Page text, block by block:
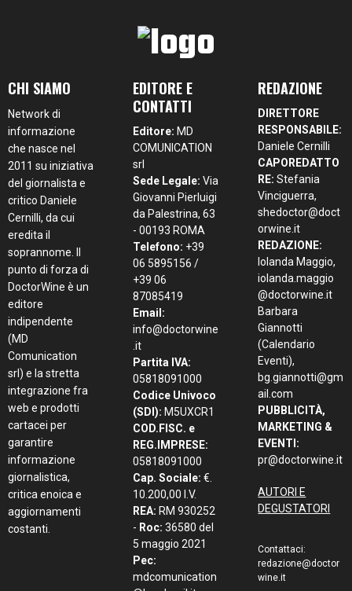
CHI SIAMO
Network di
informazione
che nasce nel
2011 su iniziativa
del giornalista e
critico Daniele
Cernilli, da cui
eredita il
soprannome. Il
punto di forza di
DoctorWine è un
editore
indipendente
(MD
Comunication
srl) e la stretta
integrazione fra
web e prodotti
cartacei per
garantire
informazione
giornalistica,
critica enoica e
aggiornamenti
costanti.
EDITORE E
CONTATTI
Editore: MD
COMUNICATION
srl
Sede Legale: Via
Giovanni Pierluigi
da Palestrina, 63
- 00193 ROMA
Telefono: +39
06 5895156 /
+39 06
87085419
Email:
info@doctorwine
.it
Partita IVA:
05818091000
Codice Univoco
(SDI): M5UXCR1
COD.FISC. e
REG.IMPRESE:
05818091000
Cap. Sociale: €.
10.200,00 I.V.
REA: RM 930252
- Roc: 36580 del
5 maggio 2021
Pec:
mdcomunication
REDAZIONE
DIRETTORE
RESPONSABILE:
Daniele Cernilli
CAPOREDATTO
RE: Stefania
Vinciguerra,
shedoctor@doct
orwine.it
REDAZIONE:
Iolanda Maggio,
iolanda.maggio
@doctorwine.it
Barbara
Giannotti
(Calendario
Eventi),
bg.giannotti@gm
ail.com
PUBBLICITÀ,
MARKETING &
EVENTI:
pr@doctorwine.it
AUTORI E
DEGUSTATORI
Contattaci:
redazione@doctor
wine.it